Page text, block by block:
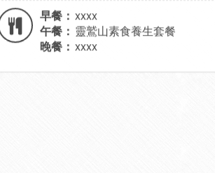
早餐： xxxx
午餐： 靈鷲山素食養生套餐
晚餐： xxxx